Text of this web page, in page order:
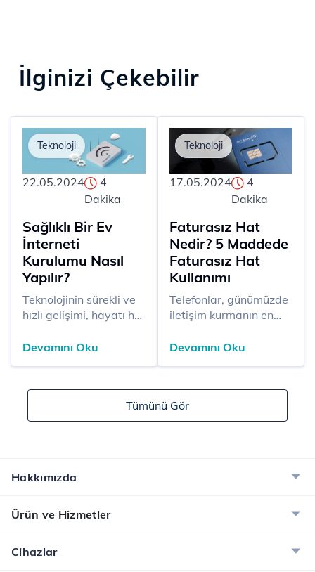
İlginizi Çekebilir
22.05.2024
4
Dakika
Sağlıklı Bir Ev
İnterneti
Kurulumu Nasıl
Yapılır?
​​Teknolojinin sürekli ve
hızlı gelişimi, hayatı her
başarıyor. Bu etki
ağ özelliği bulunan
cihazlarda iletişimden
bilgi öğrenimine kadar
parçalarından biri olan
Devamını Oku
Teknoloji
17.05.2024
4
Dakika
Faturasız Hat
Nedir? 5 Maddede
Faturasız Hat
Kullanımı
​​​Telefonlar, günümüzde
iletişim kurmanın en
üzerinden iletişimi
hat kullanımı
gerçekleştirmek
istediğinizde karşınıza
Devamını Oku
Teknoloji
Tümünü Gör
Hakkımızda
Ürün ve Hizmetler
Cihazlar